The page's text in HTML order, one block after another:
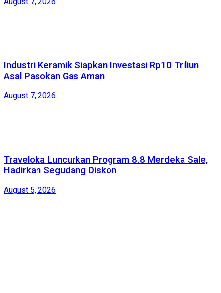
Industri Keramik Siapkan Investasi Rp10 Triliun
Asal Pasokan Gas Aman
August 7, 2026
Traveloka Luncurkan Program 8.8 Merdeka Sale,
Hadirkan Segudang Diskon
August 5, 2026